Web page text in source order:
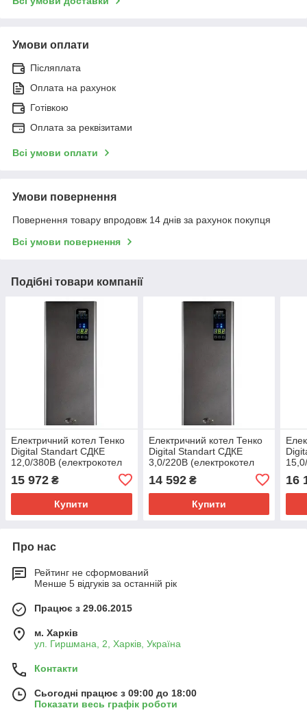
3
4
перевізником "Нова пошта".
вказаними номерами телефонів
Зворотний зв'язок від наших
Відправка товару або самовивіз з
нашого магазину
Оплата за товар після отримання
Умови оплати
Післяплата
Оплата на рахунок
Готівкою
Оплата за реквізитами
Всі умови оплати
Умови повернення
Повернення товару впродовж 14 днів за рахунок покупця
Всі умови повернення
Подібні товари компанії
Електричний котел Тенко
Digital Standart СДКЕ
12,0/380В (електрокотел
15 972 ₴
Купити
Електричний котел Тенко
Digital Standart СДКЕ
3,0/220В (електрокотел
14 592₴
Купити
16
Про нас
Рейтинг не сформований
Менше 5 відгуків за останній рік
Працює з 29.06.2015
м. Харків
ул. Гиршмана, 2, Харків, Україна
Контакти
Сьогодні працює з 09:00 до 18:00
Показати весь графік роботи